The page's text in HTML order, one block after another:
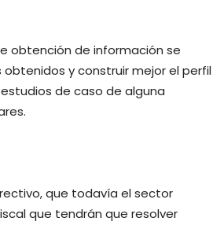
obtención de información se
y construir mejor el perfil
de caso de alguna
que todavía el sector
que tendrán que resolver